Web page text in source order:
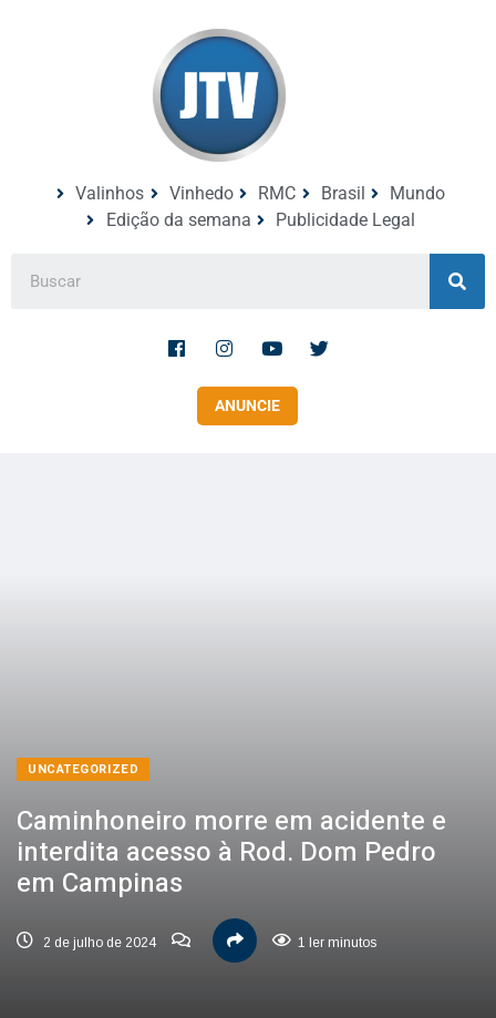
Valinhos Vinhedo RMC Brasil
Mundo
Edição da semana
Publicidade Legal
ANUNCIE
UNCATEGORIZED
Caminhoneiro morre em acidente e
interdita acesso à Rod. Dom Pedro
em Campinas
2 de julho de 2024 1 ler minutos